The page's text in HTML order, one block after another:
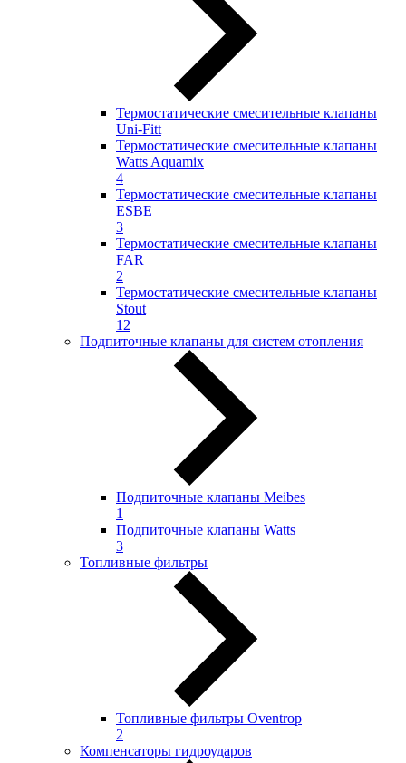
Термостатические смесительные клапаны
Uni-Fitt
Термостатические смесительные клапаны
Watts Aquamix
4
Термостатические смесительные клапаны
ESBE
3
Термостатические смесительные клапаны
FAR
2
Термостатические смесительные клапаны
Stout
12
Подпиточные клапаны для систем отопления
Подпиточные клапаны Meibes
1
Подпиточные клапаны Watts
3
Топливные фильтры
Топливные фильтры Oventrop
2
Компенсаторы гидроударов